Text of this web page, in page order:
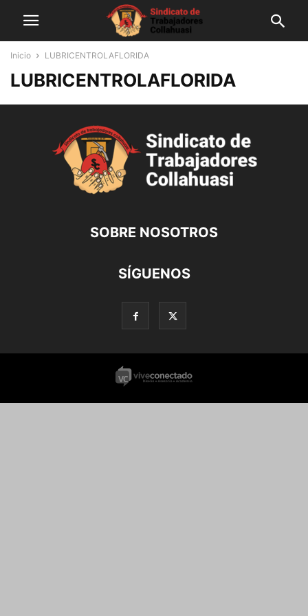
Inicio LUBRICENTROLAFLORIDA
LUBRICENTROLAFLORIDA
SOBRE NOSOTROS
SÍGUENOS